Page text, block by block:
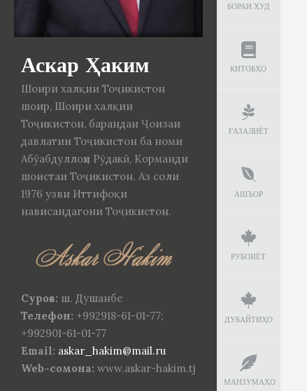
Аскар Ҳаким
Шоири халқии Тоҷикистон
шоир, Шоири халқии
Тоҷикистон, барандаи Ҷоизаи
давлатии Тоҷикистон ба номи
Абӯабдуллоҳи Рӯдакӣ, Корманди
шоистаи Тоҷикистон. Аз соли
1976 узви Иттифоқи
нависандагони Тоҷикистон.
Суроға: ш. Душанбе
Телефон: +992918-61-01-77;
+992901-61-01-77
Email: askar_hakim@mail.ru
Web-сомона: www.askar-hakim.tj
БОРАИ ХУД
КИТОБҲО
ҒАЗАЛИЁТ
АШЪОР
РУБОИЁТ
ДУБАЙТИҲО
МАНЗУМАҲО